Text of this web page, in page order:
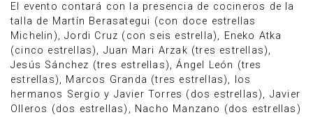
El evento contará con la presencia de cocineros de la
talla de Martín Berasategui (con doce estrellas
Michelin), Jordi Cruz (con seis estrella), Eneko Atka
(cinco estrellas), Juan Mari Arzak (tres estrellas),
Jesús Sánchez (tres estrellas), Ángel León (tres
estrellas), Marcos Granda (tres estrellas), los
hermanos Sergio y Javier Torres (dos estrellas), Javier
Olleros (dos estrellas), Nacho Manzano (dos estrellas)